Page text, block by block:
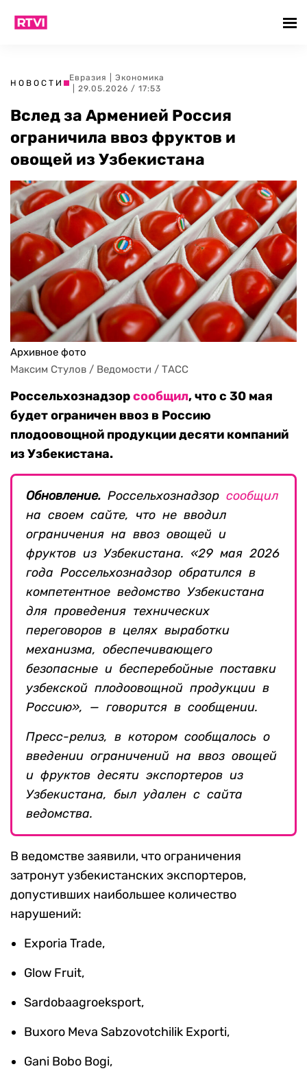
НОВОСТИ
Евразия
Экономика
| 29.05.2026 / 17:53
Вслед за Арменией Россия
ограничила ввоз фруктов и
овощей из Узбекистана
Архивное фото
Максим Стулов / Ведомости / ТАСС
Россельхознадзорсообщил, что с 30 мая
будет ограничен ввоз в Россию
плодоовощной продукции десяти компаний
из Узбекистана.
Обновление. Россельхознадзор сообщил
на своем сайте, что не вводил
ограничения на ввоз овощей и
фруктов из Узбекистана. «29 мая 2026
года Россельхознадзор обратился в
компетентное ведомство Узбекистана
для проведения технических
переговоров в целях выработки
механизма, обеспечивающего
безопасные и бесперебойные поставки
узбекской плодоовощной продукции в
Россию», — говорится в сообщении.
Пресс-релиз, в котором сообщалось о
введении ограничений на ввоз овощей
и фруктов десяти экспортеров из
Узбекистана, был удален с сайта
ведомства.
В ведомстве заявили, что ограничения
затронут узбекистанских экспортеров,
допустивших наибольшее количество
нарушений:
Exporia Trade,
Glow Fruit,
Sardobaagroeksport,
Buxoro Meva Sabzovotchilik Exporti,
Gani Bobo Bogi,